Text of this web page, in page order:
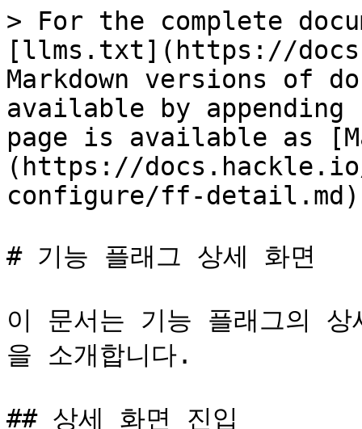
> For the complete
[llms.txt](https://
Markdown versions of
available by
page is available as
(https://
configure/ff-
# 기능 플래그 상세 화면
이 문서는 기능 플래그의
을 소개합니다.
## 상세 화면 진입